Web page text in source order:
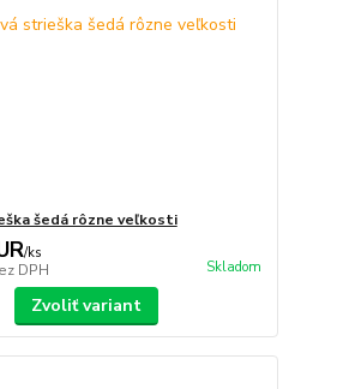
šedá rôzne veľkosti
/ks
DPH Skladom
Zvoliť variant